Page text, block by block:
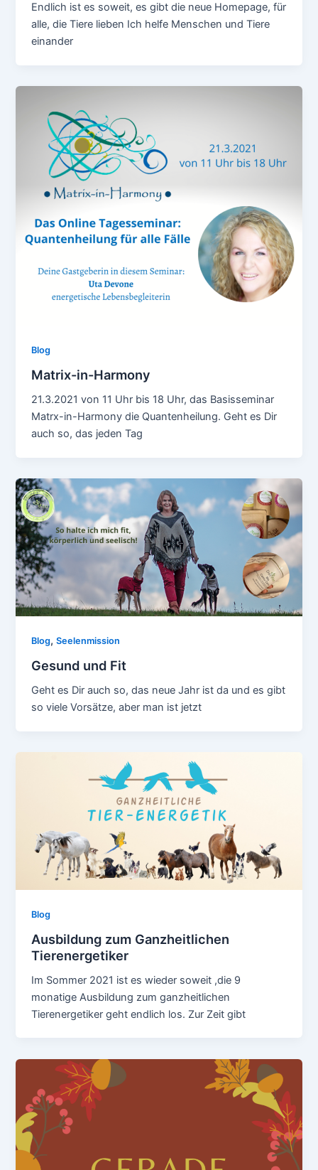
Endlich ist es soweit, es gibt die neue Homepage, für
alle, die Tiere lieben Ich helfe Menschen und Tiere
einander
Blog
Matrix-in-Harmony
21.3.2021 von 11 Uhr bis 18 Uhr, das Basisseminar
Matrx-in-Harmony die Quantenheilung. Geht es Dir
auch so, das jeden Tag
Blog,Seelenmission
Gesund und Fit
Geht es Dir auch so, das neue Jahr ist da und es gibt
so viele Vorsätze, aber man ist jetzt
Blog
Ausbildung zum Ganzheitlichen
Tierenergetiker
Im Sommer 2021 ist es wieder soweit ,die 9
monatige Ausbildung zum ganzheitlichen
Tierenergetiker geht endlich los. Zur Zeit gibt